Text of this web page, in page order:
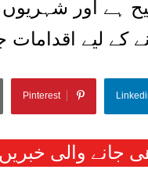
ہے اور
کے لیے اقدامات
Pinterest
والی